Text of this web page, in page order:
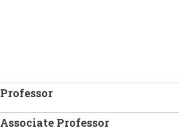
Professor
Associate Professor